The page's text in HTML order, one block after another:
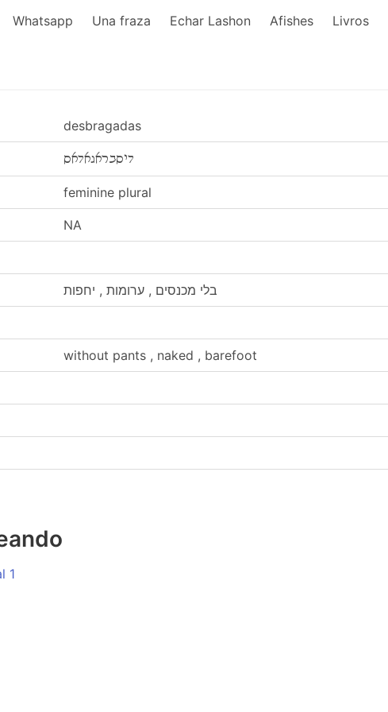
Whatsapp Una fraza Echar Lashon Afishes Livros
desbragadas
דיסבראגאדאס
feminine plural
NA
בלי מכנסים , ערומות , יחפות
without pants , naked , barefoot
1